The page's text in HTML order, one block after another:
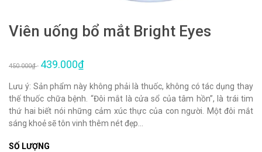
Viên uống bổ mắt Bright Eyes
450.000₫- 439.000₫
Lưu ý: Sản phẩm này không phải là thuốc, không có tác dụng thay
thế thuốc chữa bệnh. “Đôi mắt là cửa sổ của tâm hồn”, là trái tim
thứ hai biết nói những cảm xúc thực của con người. Một đôi mắt
sáng khoẻ sẽ tôn vinh thêm nét đẹp...
SỐ LƯỢNG